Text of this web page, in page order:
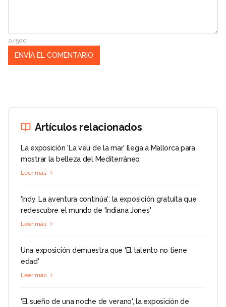
0/500
Artículos relacionados
La exposición 'La veu de la mar' llega a Mallorca para
mostrar la belleza del Mediterráneo
Leer más
'Indy. La aventura continúa': la exposición gratuita que
redescubre el mundo de 'Indiana Jones'
Leer más
Una exposición demuestra que 'El talento no tiene
edad'
Leer más
'El sueño de una noche de verano', la exposición de